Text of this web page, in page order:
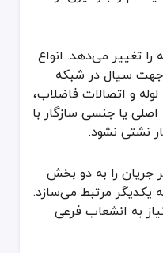
را تغییر می‌دهد. انواع
تغییر جهت سیال در شبکه
و اتصالات فاضلاب،
یا جنسی سازگار با
نشتی نشود.
را به دو بخش
یکدیگر مرتبط می‌سازد.
به انشعاب فرعی